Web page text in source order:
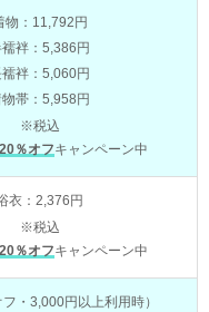
物：11,792円
袢：5,386円
袢：5,060円
帯：5,958円
※税込
％オフキャンペーン中
衣：2,376円
※税込
％オフキャンペーン中
・3,000円以上利用時）